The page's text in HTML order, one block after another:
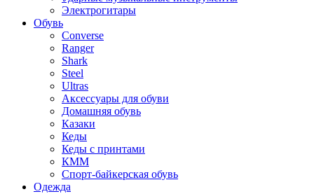
Электрогитары
Обувь
Converse
Ranger
Shark
Steel
Ultras
Аксессуары для обуви
Домашняя обувь
Казаки
Кеды
Кеды с принтами
КММ
Спорт-байкерская обувь
Одежда